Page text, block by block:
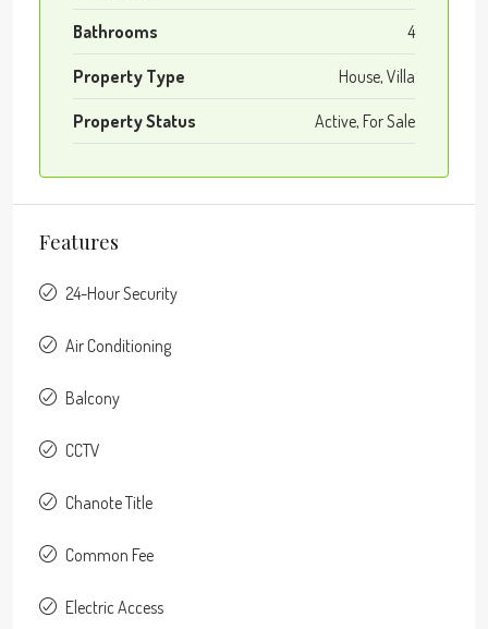
Bathrooms 4
Property Type House, Villa
Property Status Active, For Sale
Features
24-Hour Security
Air Conditioning
Balcony
CCTV
Chanote Title
Common Fee
Electric Access